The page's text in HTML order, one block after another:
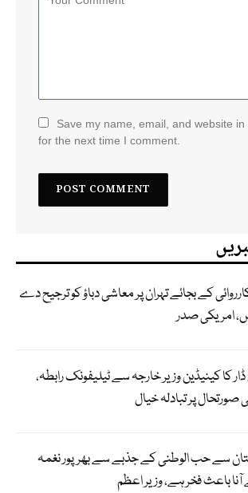
Save my name, email, and website
for the next time I comment.
کے بجائے تہران پر معاشی دباؤ کو ترجیح دے
امریکی صدر
کا کینیڈین وزیر خارجہ سے ٹیلیفونک رابطہ،
صورتحال پر تبادلہ خیال
سے حب الوطنی کے جذبے سے بھرپور نغمہ
باعث فخر ہے، وزیر اعظم